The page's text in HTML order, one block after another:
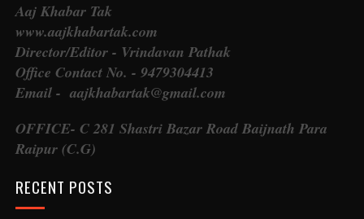
Aaj Khabar Tak
www.aajkhabartak.com
Director/Editor - Vrindavan Pathak
Office Contact No. - 9479304413
Email - aajkhabartak@gmail.com
OFFICE- C 281 Shastri Bazar Road Baijnath Para
Raipur (C.G)
RECENT POSTS